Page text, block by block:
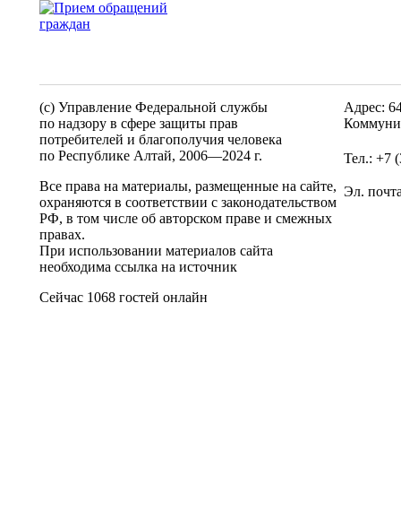
(c) Управление Федеральной службы
по надзору в сфере защиты прав
потребителей и благополучия человека
по Республике Алтай, 2006—2024 г.
Все права на материалы, размещенные на сайте,
охраняются в соответствии с законодательством
РФ, в том числе об авторском праве и смежных
правах.
При использовании материалов сайта
необходима ссылка на источник
Сейчас 1068 гостей онлайн
Адрес:
Тел.: +7
Эл.